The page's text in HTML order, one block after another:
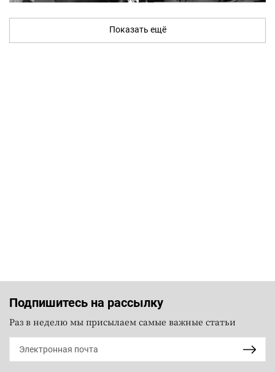
Показать ещё
Подпишитесь на рассылку
Раз в неделю мы присылаем самые важные статьи